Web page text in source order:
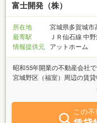
すのでまずはお気軽にご相談
富士開発（株）
所在地
宮城県多賀城市
最寄駅
ＪＲ仙石線 中
情報提供元
アットホーム
昭和55年開業の不動産会社
宮城野区（福室）周辺の賃
い！お問い合わせの際は、
がありますのでお電話くだ
お越しの際はお気軽にお越
この